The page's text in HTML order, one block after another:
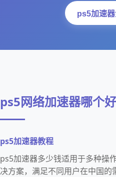
ps5加速
ps5网络加速器哪个好
ps5加速器教程
ps5加速器多少钱适用于多种操
决方案，满足不同用户在中国的